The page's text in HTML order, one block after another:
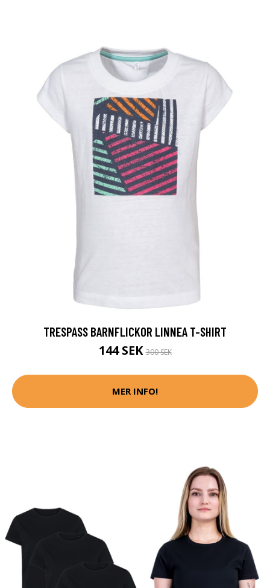
TRESPASS BARNFLICKOR LINNEA T-SHIRT
144 SEK300 SEK
MER INFO!